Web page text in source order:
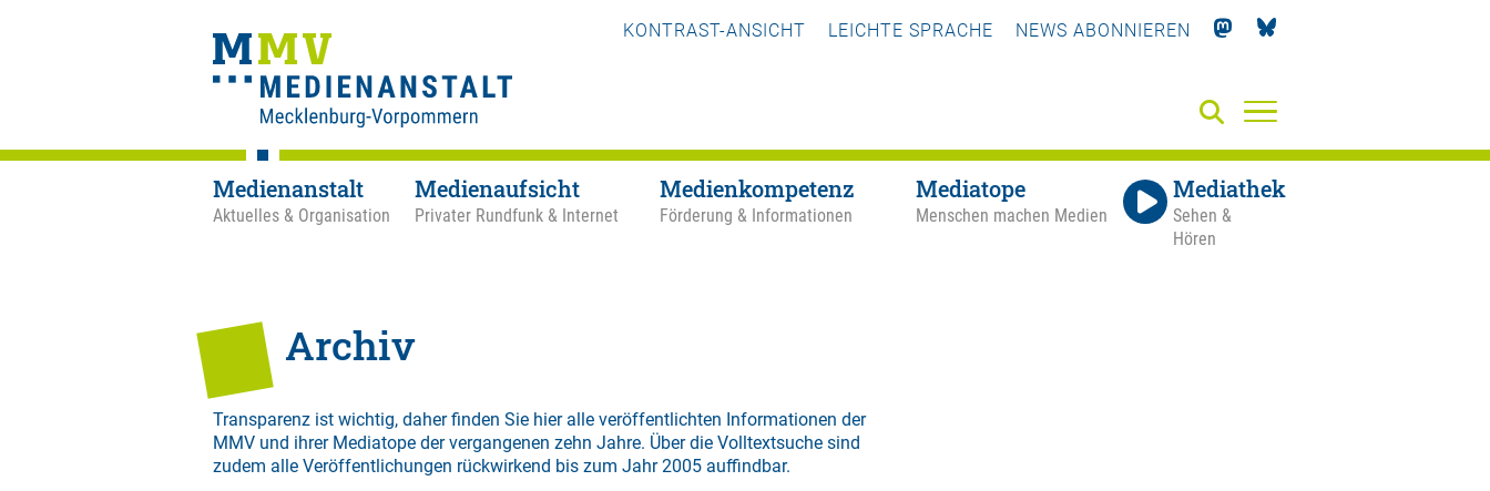
KONTRAST-ANSICHT LEICHTE SPRACHE NEWS ABONNIEREN
Medienanstalt
Aktuelles & Organisation
Medienaufsicht
Privater Rundfunk & Internet
Medienkompetenz
Förderung & Informationen
Mediatope
Menschen machen Medien
Mediathek
Sehen &
Hören
Archiv
Transparenz ist wichtig, daher finden Sie hier alle veröffentlichten Informationen der
MMV und ihrer Mediatope der vergangenen zehn Jahre. Über die Volltextsuche sind
zudem alle Veröffentlichungen rückwirkend bis zum Jahr 2005 auffindbar.